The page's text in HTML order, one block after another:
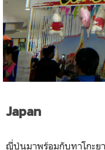
Japan
ญี่ปุ่นมาพร้อมกับทาโกะย